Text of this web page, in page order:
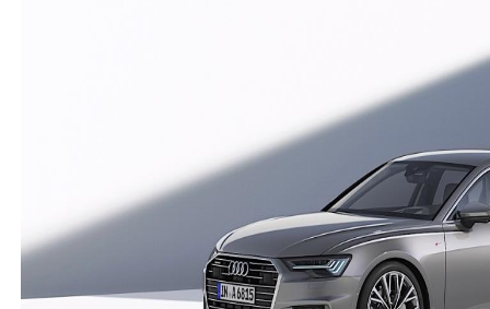
kasası. Eski arabanın güzelliği km sayacına ve ufak
vuruk çiziklere kafa takmıyorsunuz, otoparka bırakıp
gidince birşey olacak mı diye aklınız kalmıyor. Bunlar
Audi Misafir Kullanıcı
Audi A6 2003 model V6 2.4 modeli tutulurmu bu
araclarin masrafari nasıl lütfen bna yardımcı olun